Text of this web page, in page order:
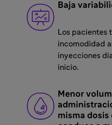
Baja
Los pacientes
incomodidad
inyecciones
inicio.
Menor
misma dosis